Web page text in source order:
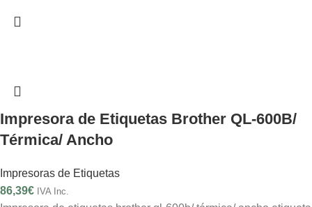
Impresora de Etiquetas Brother QL-600B/
Térmica/ Ancho
Impresoras de Etiquetas
86,39€ IVA Inc.